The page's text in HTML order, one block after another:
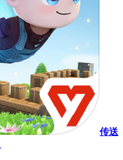
传送